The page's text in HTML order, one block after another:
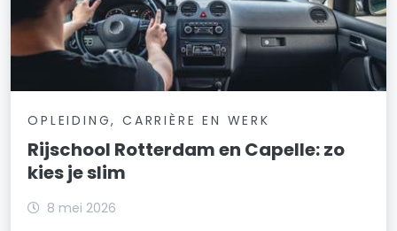
OPLEIDING, CARRIÈRE EN WERK
Rijschool Rotterdam en Capelle: zo
kies je slim
8 mei 2026